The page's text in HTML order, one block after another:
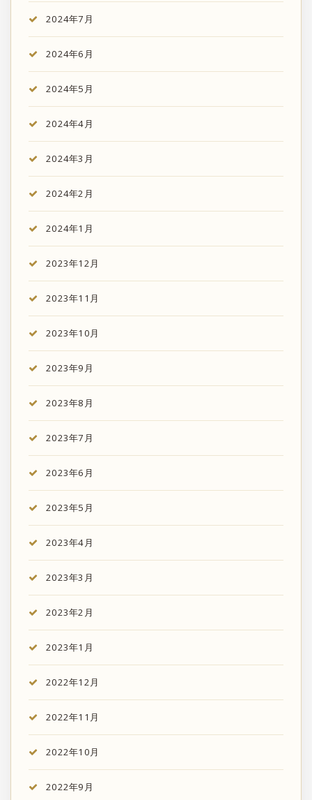
2024年7月
2024年6月
2024年5月
2024年4月
2024年3月
2024年2月
2024年1月
2023年12月
2023年11月
2023年10月
2023年9月
2023年8月
2023年7月
2023年6月
2023年5月
2023年4月
2023年3月
2023年2月
2023年1月
2022年12月
2022年11月
2022年10月
2022年9月